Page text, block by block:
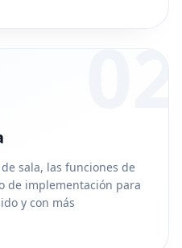
02
sala, las funciones de
de implementación para
y con más